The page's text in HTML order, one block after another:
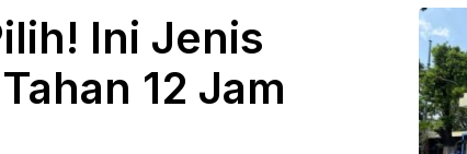
Ini Jenis
12 Jam